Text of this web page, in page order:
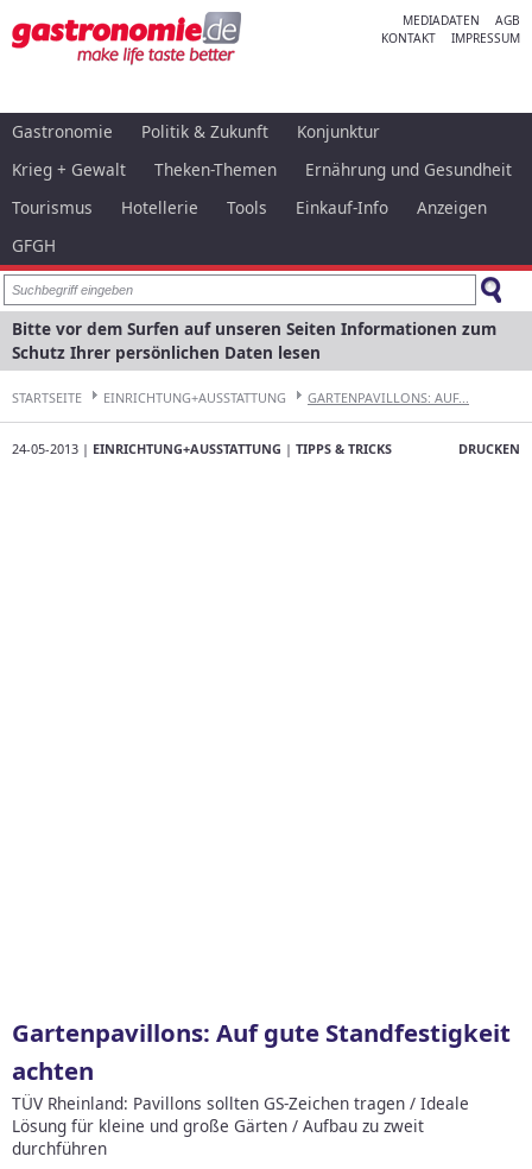
MEDIADATEN
AGB
KONTAKT
IMPRESSUM
Gastronomie Politik & Zukunft
Konjunktur
Krieg + Gewalt
Theken-Themen
Ernährung und Gesundheit
Tourismus
Hotellerie Tools Einkauf-Info
Anzeigen
GFGH
Bitte vor dem Surfen auf unseren Seiten Informationen zum
Schutz Ihrer persönlichen Daten lesen
STARTSEITE EINRICHTUNG+AUSSTATTUNG GARTENPAVILLONS: AUF...
DRUCKEN
24-05-2013 | EINRICHTUNG+AUSSTATTUNG | TIPPS & TRICKS
Gartenpavillons: Auf gute Standfestigkeit
achten
TÜV Rheinland: Pavillons sollten GS-Zeichen tragen / Ideale
Lösung für kleine und große Gärten / Aufbau zu zweit
durchführen